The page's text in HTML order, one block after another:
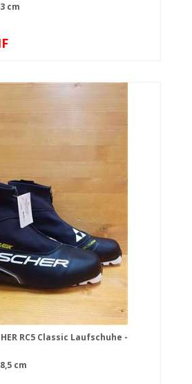
cm
RC5 Classic Laufschuhe -
cm